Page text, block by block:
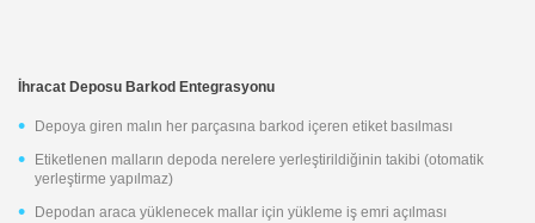
İhracat Deposu Barkod Entegrasyonu
Depoya giren malın her parçasına barkod içeren etiket basılması
Etiketlenen malların depoda nerelere yerleştirildiğinin takibi (otomatik
yerleştirme yapılmaz)
Depodan araca yüklenecek mallar için yükleme iş emri açılması